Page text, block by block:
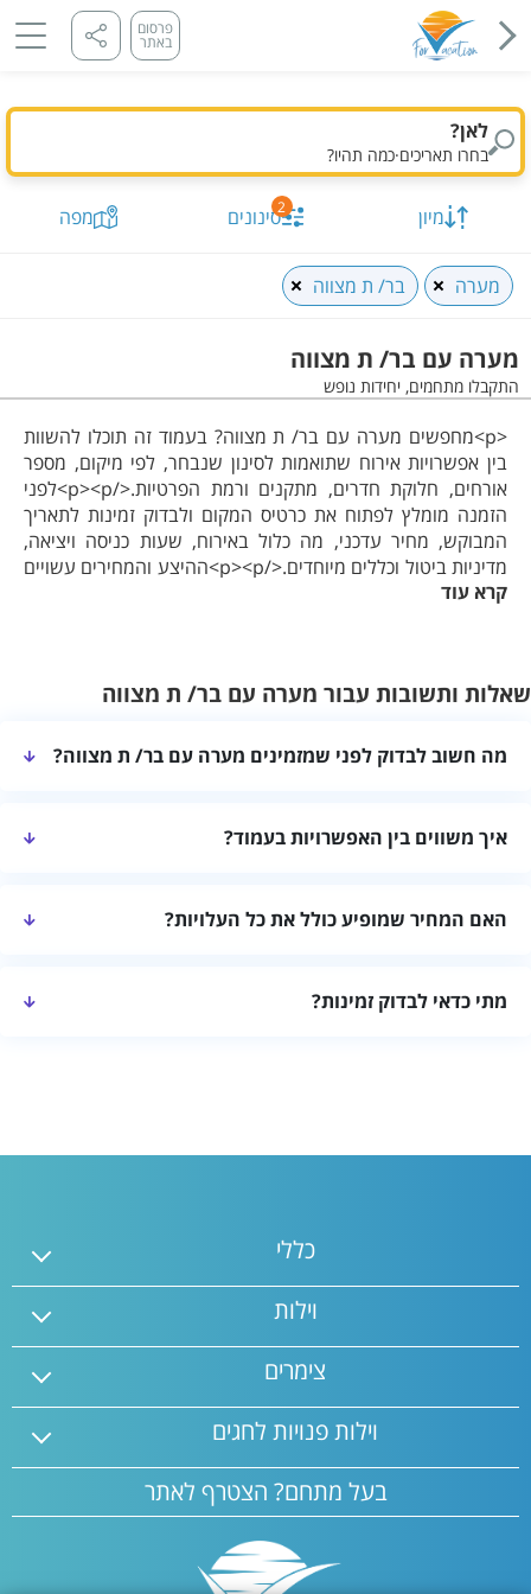
פרסום
באתר
לאן?
בחרו תאריכים·כמה תהיו?
מיון 2סינונים מפה
מערה בר/ ת מצווה
מערה עם בר/ ת מצווה
התקבלו מתחמים, יחידות נופש
מיקום, או מתחם
תאריך מבוקש כמות נופשים וחדרים מיון לפי התקבלו מתחמים, יחידות
סינונים שנבחרו
הצג על
מפה
קרא עוד
<p>מחפשים מערה עם בר/ ת מצווה? בעמוד זה תוכלו להשוות
בין אפשרויות אירוח שתואמות לסינון שנבחר, לפי מיקום, מספר
אורחים, חלוקת חדרים, מתקנים ורמת הפרטיות.</p><p>לפני
הזמנה מומלץ לפתוח את כרטיס המקום ולבדוק זמינות לתאריך
המבוקש, מחיר עדכני, מה כלול באירוח, שעות כניסה ויציאה,
מדיניות ביטול וכללים מיוחדים.</p><p>ההיצע והמחירים עשויים
להשתנות. השוואה מסודרת ושיחה עם מקום האירוח יעזרו לבחור
שאלות ותשובות עבור מערה עם בר/ ת מצווה
מה חשוב לבדוק לפני שמזמינים מערה עם בר/ ת מצווה?
רמת הפרטיות, שעות הכניסה והיציאה ומדיניות הביטול.
איך משווים בין האפשרויות בעמוד?
האורחים, מחיר כולל וחוות דעת עדכניות.
האם המחיר שמופיע כולל את כל העלויות?
קיימות תוספות עבור ניקיון, אורחים נוספים או שירותים מיוחדים.
מתי כדאי לבדוק זמינות?
כללי
וילות
צימרים
וילות פנויות לחגים
בעל מתחם? הצטרף לאתר